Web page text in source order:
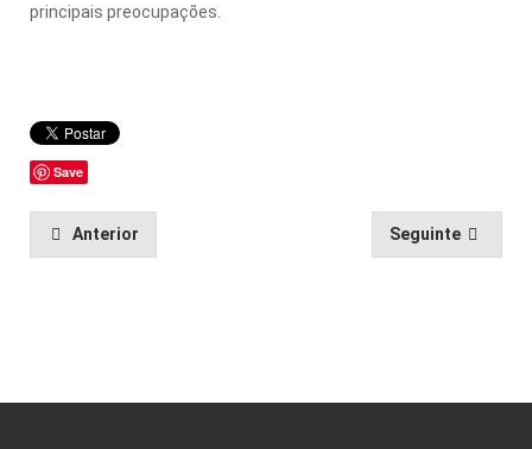
principais preocupações.
Save
Anterior Seguinte